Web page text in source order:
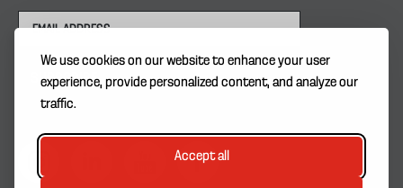
We use cookies on our website to enhance your user
experience, provide personalized content, and analyze our
traffic.
Accept all